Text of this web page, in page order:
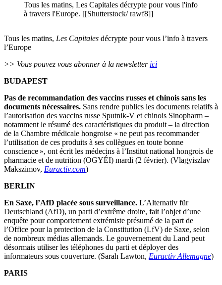
Tous les matins, Les Capitales décrypte pour vous l'info
à travers l'Europe. [[Shutterstock/ rawf8]]
Tous les matins, Les Capitales décrypte pour vous l’info à travers
l’Europe
>> Vous pouvez vous abonner à la newsletter ici
BUDAPEST
Pas de recommandation des vaccins russes et chinois sans les
documents nécessaires. Sans rendre publics les documents relatifs à
l’autorisation des vaccins russe Sputnik-V et chinois Sinopharm –
notamment le résumé des caractéristiques du produit – la direction
de la Chambre médicale hongroise « ne peut pas recommander
l’utilisation de ces produits à ses collègues en toute bonne
conscience », ont écrit les médecins à l’Institut national hongrois de
pharmacie et de nutrition (OGYÉI) mardi (2 février). (Vlagyiszlav
Makszimov, Euractiv.com)
BERLIN
En Saxe, l’AfD placée sous surveillance. L’Alternativ für
Deutschland (AfD), un parti d’extrême droite, fait l’objet d’une
enquête pour comportement extrémiste présumé de la part de
l’Office pour la protection de la Constitution (LfV) de Saxe, selon
de nombreux médias allemands. Le gouvernement du Land peut
désormais utiliser les téléphones du parti et déployer des
informateurs sous couverture. (Sarah Lawton, Euractiv Allemagne)
PARIS